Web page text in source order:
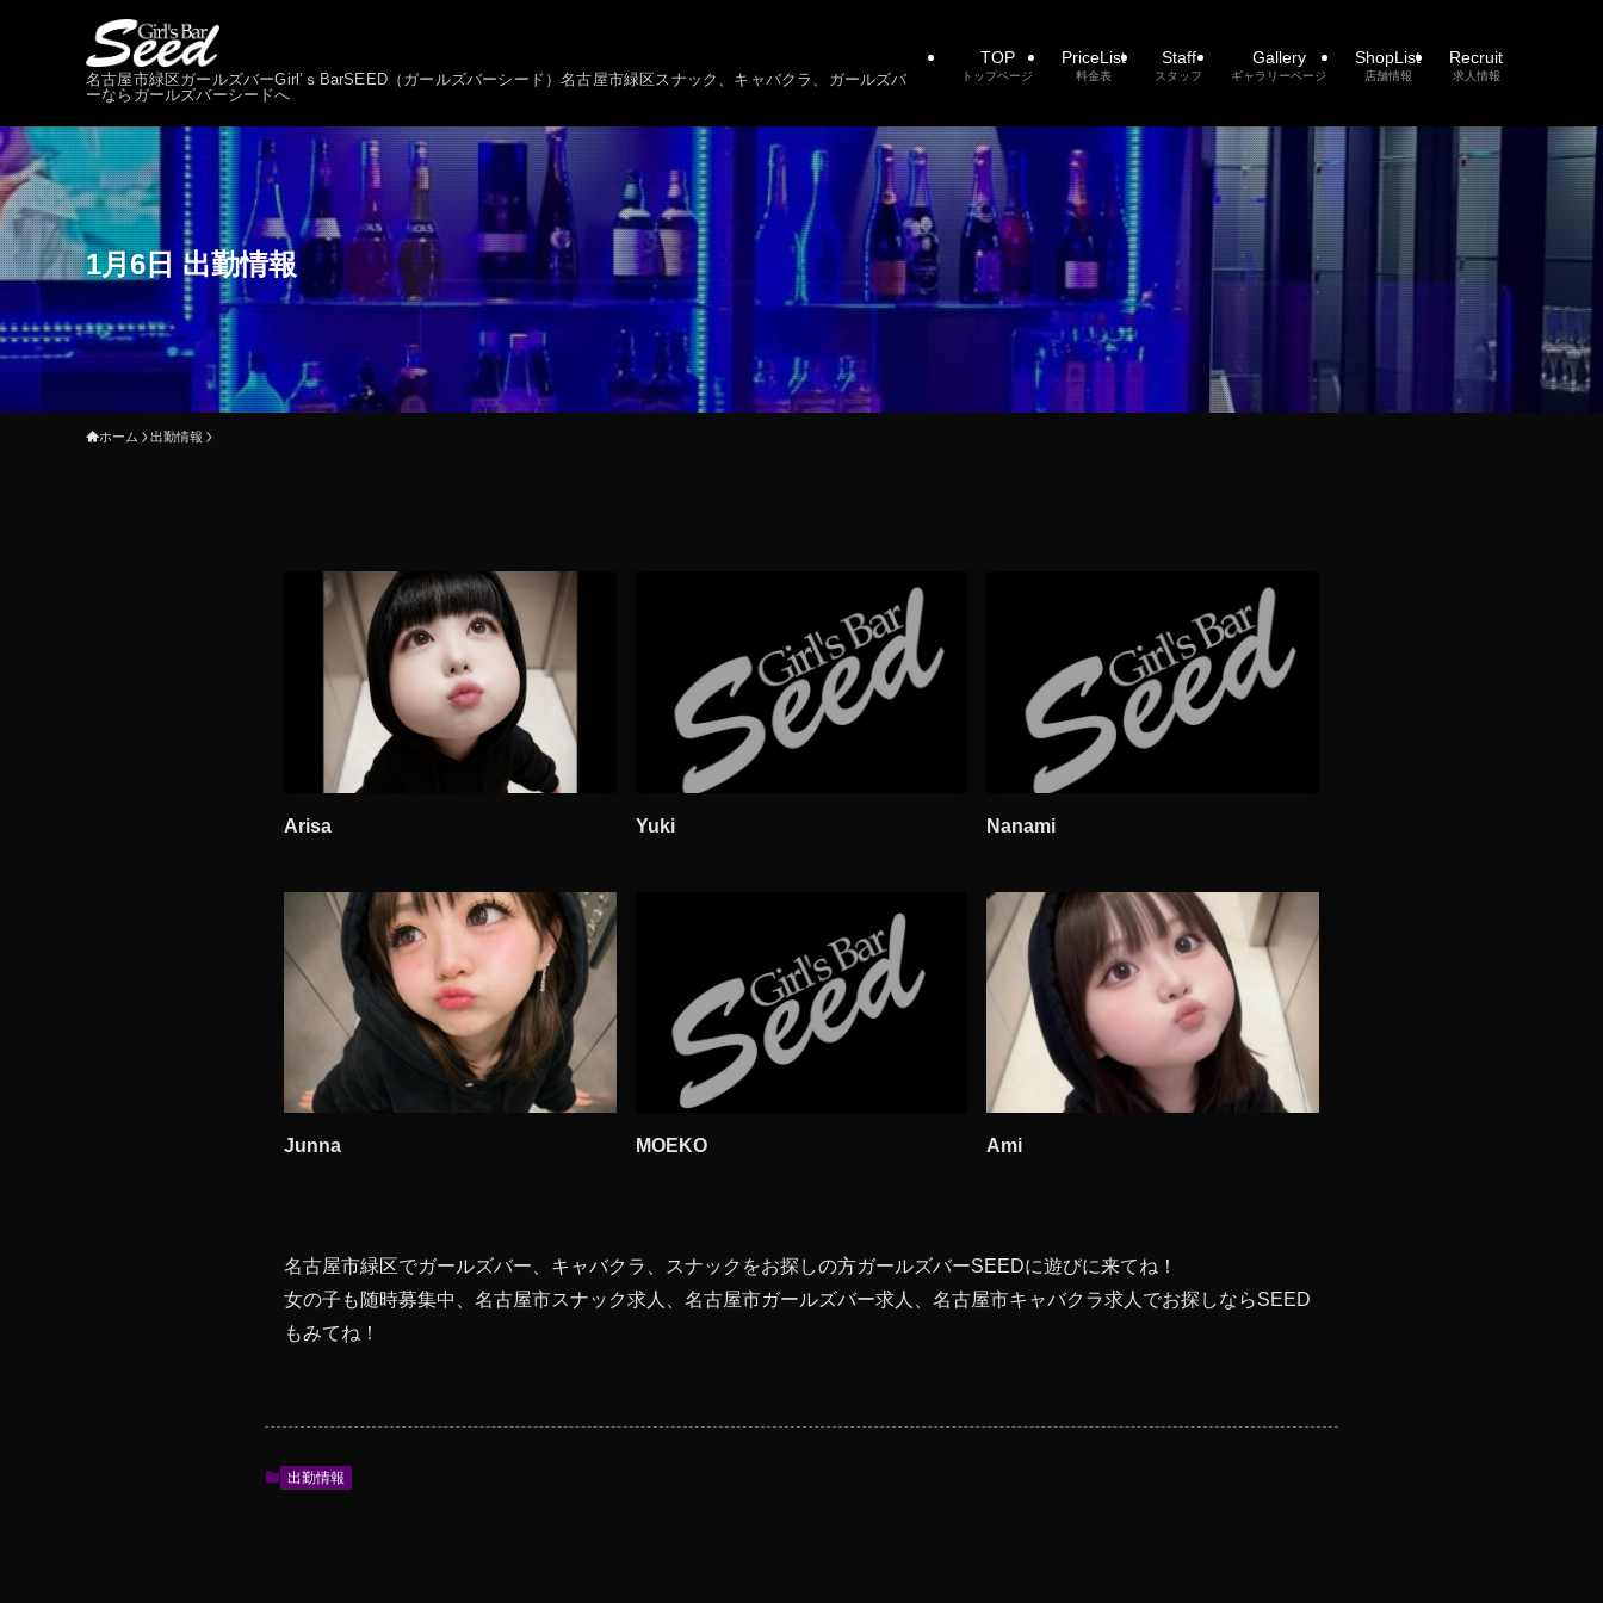
名古屋市緑区ガールズバーGirl’ｓBarSEED（ガールズバーシード）名古屋市緑区スナック、キャバクラ、ガールズバ
ーならガールズバーシードへ
TOP
トップページ
PriceList
料金表
Staff
スタッフ
Gallery
ギャラリーページ
ShopList
店舗情報
Recruit
求人情報
1月6日 出勤情報
ホーム 出勤情報
Arisa Yuki Nanami
Junna MOEKO Ami
名古屋市緑区でガールズバー、キャバクラ、スナックをお探しの方ガールズバーSEEDに遊びに来てね！
女の子も随時募集中、名古屋市スナック求人、名古屋市ガールズバー求人、名古屋市キャバクラ求人でお探しならSEED
もみてね！
出勤情報